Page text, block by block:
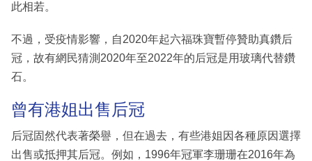
此相若。
不過，受疫情影響，自2020年起六福珠寶暫停贊助真鑽后
冠，故有網民猜測2020年至2022年的后冠是用玻璃代替鑽
石。
曾有港姐出售后冠
后冠固然代表著榮譽，但在過去，有些港姐因各種原因選擇
出售或抵押其后冠。例如，1996年冠軍李珊珊在2016年為